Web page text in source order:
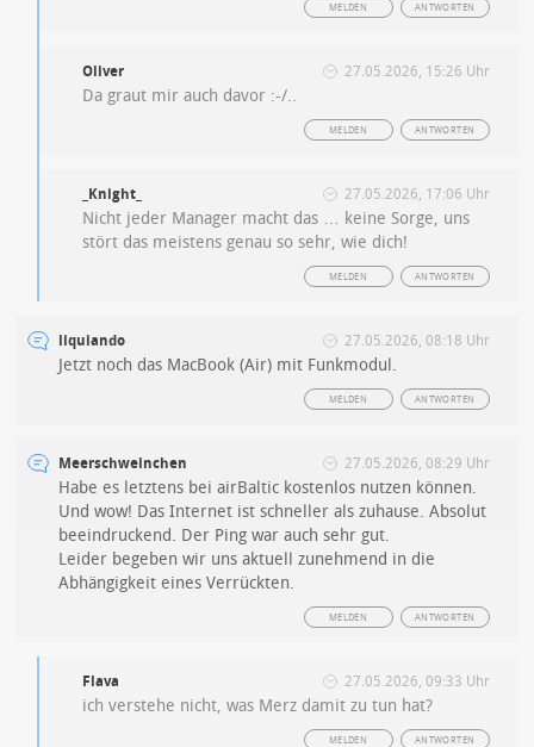
ANTWORTEN
MELDEN
Oliver 27.05.2026, 15:26 Uhr
Da graut mir auch davor :-/..
ANTWORTEN
MELDEN
_Knight_ 27.05.2026, 17:06 Uhr
Nicht jeder Manager macht das … keine Sorge, uns
stört das meistens genau so sehr, wie dich!
ANTWORTEN
MELDEN
liquiando 27.05.2026, 08:18 Uhr
Jetzt noch das MacBook (Air) mit Funkmodul.
ANTWORTEN
MELDEN
Meerschweinchen 27.05.2026, 08:29 Uhr
Habe es letztens bei airBaltic kostenlos nutzen können.
Und wow! Das Internet ist schneller als zuhause. Absolut
beeindruckend. Der Ping war auch sehr gut.
Leider begeben wir uns aktuell zunehmend in die
Abhängigkeit eines Verrückten.
ANTWORTEN
MELDEN
Flava 27.05.2026, 09:33 Uhr
ich verstehe nicht, was Merz damit zu tun hat?
ANTWORTEN
MELDEN